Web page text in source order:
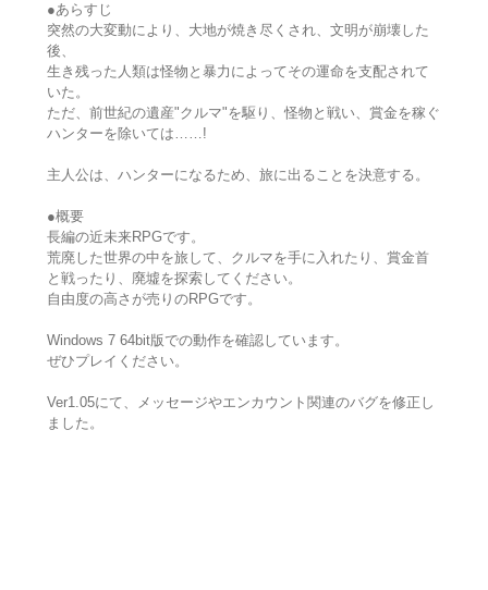
●あらすじ
突然の大変動により、大地が焼き尽くされ、文明が崩壊した
後、
生き残った人類は怪物と暴力によってその運命を支配されて
いた。
ただ、前世紀の遺産"クルマ"を駆り、怪物と戦い、賞金を稼ぐ
ハンターを除いては……!
主人公は、ハンターになるため、旅に出ることを決意する。
●概要
長編の近未来RPGです。
荒廃した世界の中を旅して、クルマを手に入れたり、賞金首
と戦ったり、廃墟を探索してください。
自由度の高さが売りのRPGです。
Windows 7 64bit版での動作を確認しています。
ぜひプレイください。
Ver1.05にて、メッセージやエンカウント関連のバグを修正し
ました。